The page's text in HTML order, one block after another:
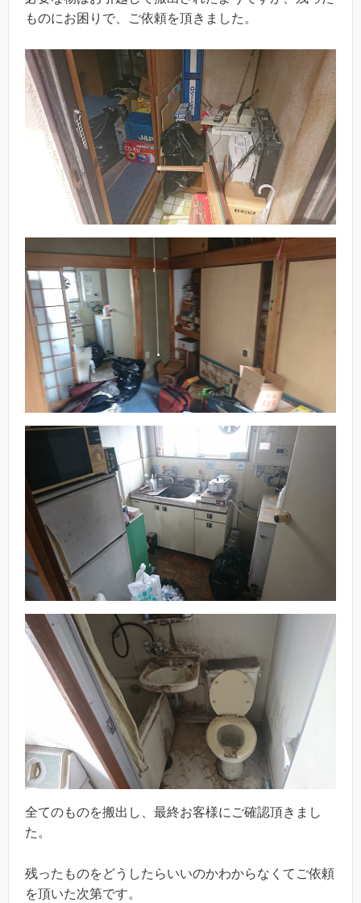
ものにお困りで、ご依頼を頂きました。
全てのものを搬出し、最終お客様にご確認頂きまし
た。
残ったものをどうしたらいいのかわからなくてご依頼
を頂いた次第です。